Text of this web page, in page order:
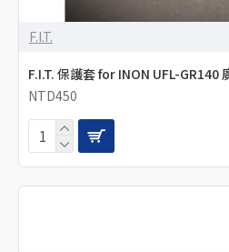
F.I.T.
F.I.T. 保護套 for INON UFL-GR140
NTD450